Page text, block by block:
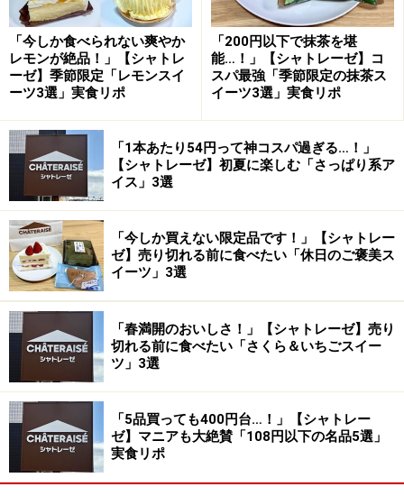
ひと口食べると、薄く折り重ねられたクレープ生地とレ
モンクリームが、ほろっとほどけるような口どけ。さっ
ぱりとしたレモンの酸味と、はちみつのやさしい甘さが
口いっぱいに広がります。
さらに、キャラメルシュガーチップが入っていること
で、カリカリとした食感がアクセントに！ 最後まで飽き
ずに楽しめる、食べ応え抜群の一品です。
2. 「レモンのフロマージュスフレ」399円
「レモンのフロマージュスフレ」399円（税込）
続いて紹介するのは、「レモンのフロマージュスフレ」
399円（税込）。スフレチーズに、フランス産クリーム
チーズを使用したチーズクリーム、レモンゼリー、瀬戸
内レモンソースを重ねた、季節限定のケーキです。
「今しか食べられない爽やか
レモンが絶品！」【シャトレ
ーゼ】季節限定「レモンスイ
ーツ3選」実食リポ
「200円以下で抹茶を堪
能…！」【シャトレーゼ】コ
スパ最強「季節限定の抹茶ス
イーツ3選」実食リポ
「1本あたり54円って神コスパ過ぎる…！」
【シャトレーゼ】初夏に楽しむ「さっぱり系ア
イス」3選
「今しか買えない限定品です！」【シャトレー
ゼ】売り切れる前に食べたい「休日のご褒美ス
イーツ」3選
「春満開のおいしさ！」【シャトレーゼ】売り
切れる前に食べたい「さくら＆いちごスイー
ツ」3選
「5品買っても400円台…！」【シャトレー
ゼ】マニアも大絶賛「108円以下の名品5選」
実食リポ